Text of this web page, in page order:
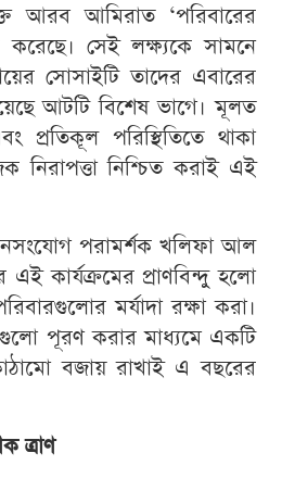
আরব আমিরাত ‘পরিবারের
করেছে। সেই লক্ষ্যকে সামনে
সোসাইটি তাদের এবারের
আটটি বিশেষ ভাগে। মূলত
প্রতিকূল পরিস্থিতিতে থাকা
নিরাপত্তা নিশ্চিত করাই এই
পরামর্শক খলিফা আল
এই কার্যক্রমের প্রাণবিন্দু হলো
মর্যাদা রক্ষা করা।
পূরণ করার মাধ্যমে একটি
বজায় রাখাই এ বছরের
ত্রাণ